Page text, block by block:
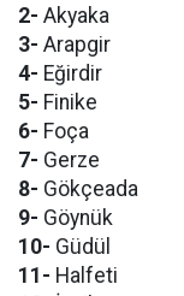
2- Akyaka
3- Arapgir
4- Eğirdir
5- Finike
6- Foça
7- Gerze
8- Gökçeada
9- Göynük
10- Güdül
11- Halfeti